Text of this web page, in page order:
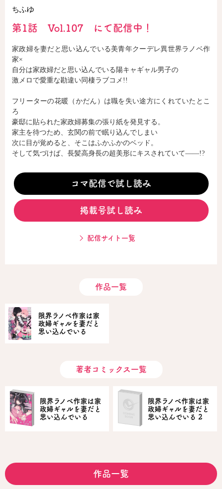
コミックエッセイ
閉じる
ちふゆ
第1話 Vol.107 にて配信中！
家政婦を妻だと思い込んでいる美青年クーデレ異世界ラノベ作
家×
自分は家政婦だと思い込んでいる陽キャギャル男子の
激メロで愛重な勘違い同棲ラブコメ!!
フリーターの花暖（かだん）は職を失い途方にくれていたとこ
ろ
豪邸に貼られた家政婦募集の張り紙を発見する。
家主を待つため、玄関の前で眠り込んでしまい
次に目が覚めると、そこはふかふかのベッド。
そして気づけば、長髪高身長の超美形にキスされていて――!?
コマ配信で試し読み
掲載号試し読み
配信サイト一覧
作品一覧
限界ラノベ作家は家
政婦ギャルを妻だと
思い込んでいる
著者コミックス一覧
限界ラノベ作家は家
政婦ギャルを妻だと
思い込んでいる
限界ラノベ作家は家
政婦ギャルを妻だと
思い込んでいる 2
作品一覧